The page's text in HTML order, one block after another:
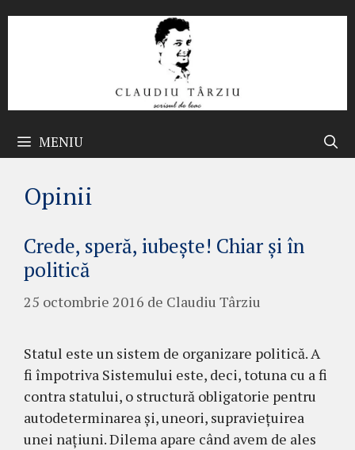
MENIU
Opinii
Crede, speră, iubeşte! Chiar şi în
politică
25 octombrie 2016 de Claudiu Târziu
Statul este un sistem de organizare politică. A
fi împotriva Sistemului este, deci, totuna cu a fi
contra statului, o struc­tură obligatorie pentru
autodeterminarea şi, uneori, supravieţuirea
unei naţiuni. Di­lema apare când avem de ales